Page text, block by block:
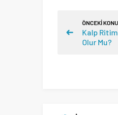
ÖNCEKİ KONU
Kalp
Olur Mu?